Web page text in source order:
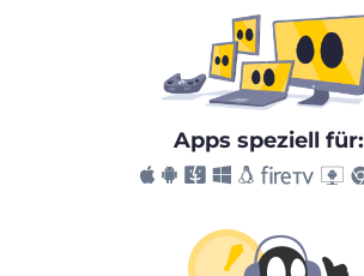
Apps speziell für: